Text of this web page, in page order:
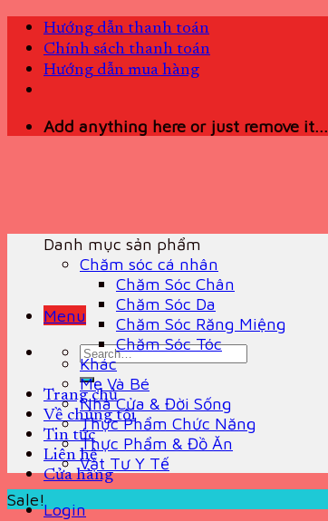
Skip
content
Hướng dẫn thanh toán
Chính sách thanh toán
Hướng dẫn mua hàng
Add anything here or just remove it...
Menu
Search
for:
Trang chủ
Về chúng tôi
Tin tức
Liên hệ
Cửa hàng
Login
Danh mục sản phẩm
Chăm sóc cá nhân
Chăm Sóc Chân
Chăm Sóc Da
Chăm Sóc Răng Miệng
Chăm Sóc Tóc
Khác
Mẹ Và Bé
Nhà Cửa & Đời Sống
Thực Phẩm Chức Năng
Thực Phẩm & Đồ Ăn
Vật Tư Y Tế
Sale!